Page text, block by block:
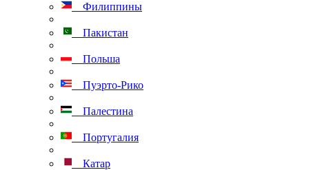
Филиппины
Пакистан
Польша
Пуэрто-Рико
Палестина
Португалия
Катар